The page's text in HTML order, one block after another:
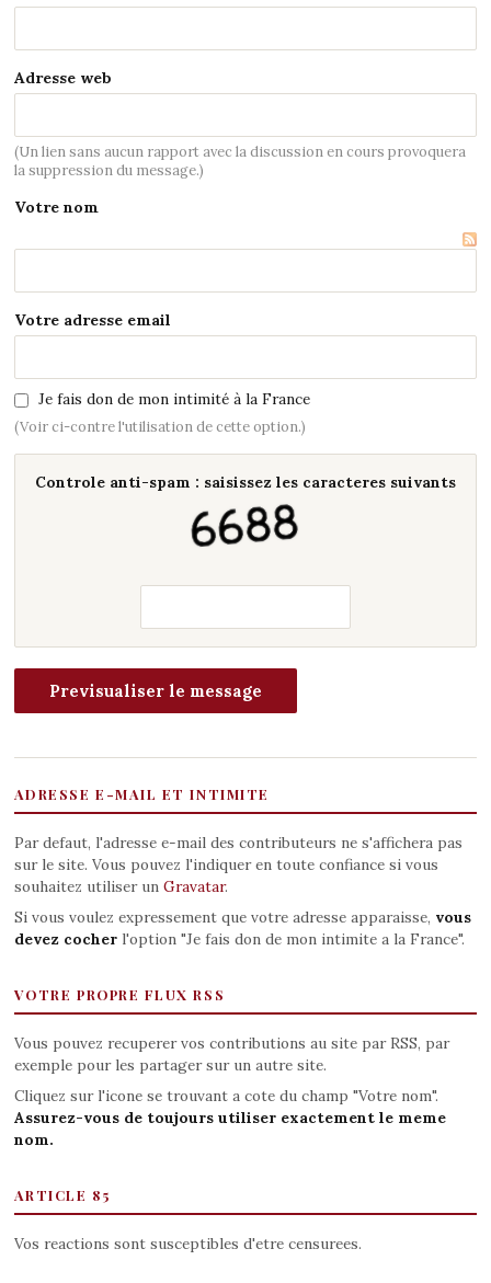
Adresse web
(Un lien sans aucun rapport avec la discussion en cours provoquera
la suppression du message.)
Votre nom
Votre adresse email
Je fais don de mon intimité à la France
(Voir ci-contre l'utilisation de cette option.)
Controle anti-spam : saisissez les caracteres suivants
ADRESSE E-MAIL ET INTIMITE
Par defaut, l'adresse e-mail des contributeurs ne s'affichera pas
sur le site. Vous pouvez l'indiquer en toute confiance si vous
souhaitez utiliser un Gravatar.
Si vous voulez expressement que votre adresse apparaisse, vous
devez cocherl'option "Je fais don de mon intimite a la France".
VOTRE PROPRE FLUX RSS
Vous pouvez recuperer vos contributions au site par RSS, par
exemple pour les partager sur un autre site.
Cliquez sur l'icone se trouvant a cote du champ "Votre nom".
Assurez-vous de toujours utiliser exactement le meme
nom.
ARTICLE 85
Vos reactions sont susceptibles d'etre censurees.